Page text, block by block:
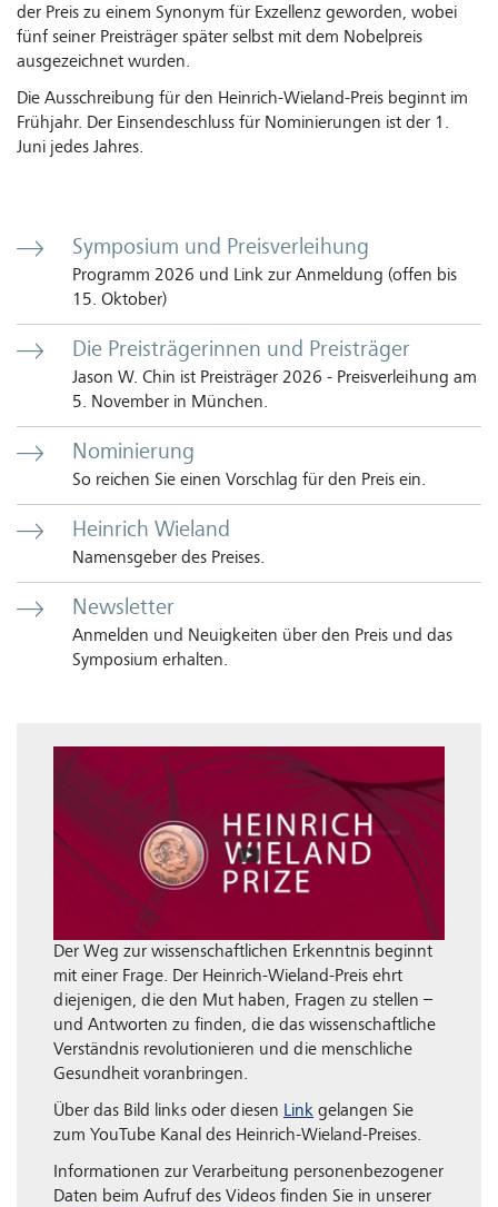
der Preis zu einem Synonym für Exzellenz geworden, wobei
fünf seiner Preisträger später selbst mit dem Nobelpreis
ausgezeichnet wurden.
Die Ausschreibung für den Heinrich-Wieland-Preis beginnt im
Frühjahr. Der Einsendeschluss für Nominierungen ist der 1.
Juni jedes Jahres.
Symposium und Preisverleihung
Programm 2026 und Link zur Anmeldung (offen bis
15. Oktober)
Die Preisträgerinnen und Preisträger
Jason W. Chin ist Preisträger 2026 - Preisverleihung am
5. November in München.
Nominierung
So reichen Sie einen Vorschlag für den Preis ein.
Heinrich Wieland
Namensgeber des Preises.
Newsletter
Anmelden und Neuigkeiten über den Preis und das
Symposium erhalten.
Der Weg zur wissenschaftlichen Erkenntnis beginnt
mit einer Frage. Der Heinrich-Wieland-Preis ehrt
diejenigen, die den Mut haben, Fragen zu stellen –
und Antworten zu finden, die das wissenschaftliche
Verständnis revolutionieren und die menschliche
Gesundheit voranbringen.
Über das Bild links oder diesen Link gelangen Sie
zum YouTube Kanal des Heinrich-Wieland-Preises.
Informationen zur Verarbeitung personenbezogener
Daten beim Aufruf des Videos finden Sie in unserer